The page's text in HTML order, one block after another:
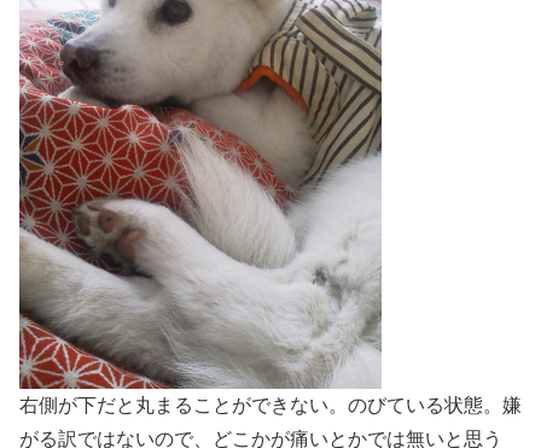
右側が下だと丸まることができない。のびている状態。嫌
がる訳ではないので、どこかが痛いとかでは無いと思う